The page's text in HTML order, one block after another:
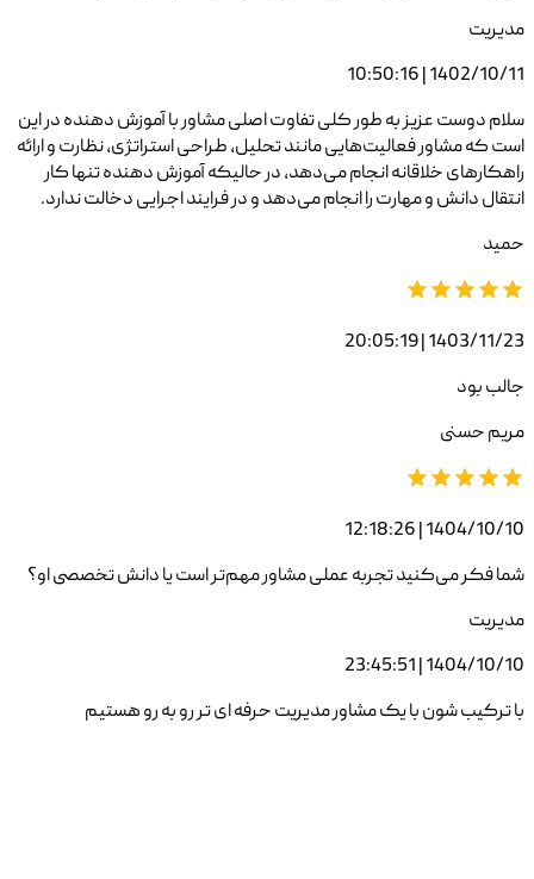
مدیریت
1402/10/11 | 10:50:16
سلام دوست عزیز به طور کلی تفاوت اصلی مشاور با آموزش دهنده در این
است که مشاور فعالیت‌هایی مانند تحلیل، طراحی استراتژی، نظارت و ارائه
راهکارهای خلاقانه انجام می‌دهد، در حالیکه آموزش دهنده تنها کار
انتقال دانش و مهارت را انجام می‌دهد و در فرایند اجرایی دخالت ندارد.
حمید
1403/11/23 | 20:05:19
جالب بود
مریم حسنی
1404/10/10 | 12:18:26
شما فکر می‌کنید تجربه عملی مشاور مهم‌تر است یا دانش تخصصی او؟
مدیریت
1404/10/10 | 23:45:51
با ترکیب شون با یک مشاور مدیریت حرفه ای تر رو به رو هستیم